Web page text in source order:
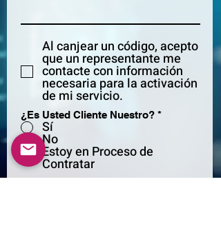
Al canjear un código, acepto
que un representante me
contacte con información
necesaria para la activación
de mi servicio.
¿Es Usted Cliente Nuestro? *
Sí
No
Estoy en Proceso de
Contratar